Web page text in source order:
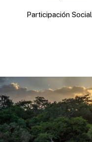
Participación Social